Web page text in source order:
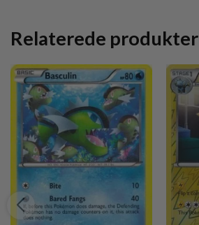
Relaterede produkter